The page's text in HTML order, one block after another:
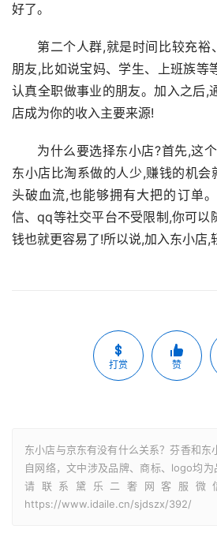
好了。
第二个人群,就是时间比较充裕
朋友,比如说宝妈、学生、上班族等
认真全职做事业的朋友。加入之后,
店成为你的收入主要来源!
为什么要选择东小店?首先,这
东小店比淘系做的人少,赚钱的机会
头破血流,也能够拥有大把的订单
信、qq等社交平台不受限制,你可以
钱也就更容易了!所以说,加入东小店,
打赏 赞
东小店与京东有没有什么关系？芬香和东
自网络，文中涉及品牌、商标、logo均为
请联系黛乐二奢网客服微信
https://www.idaile.cn/sjdszx/392/